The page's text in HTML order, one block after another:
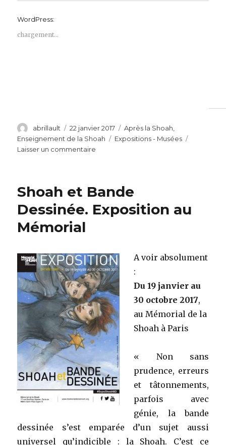
WordPress:
chargement…
Auteur
abrillault
Publié
le
22 janvier 2017 Catégories
Après la Shoah
Enseignement de la Shoah
Étiquettes
Expositions - Musées
Laisser un commentaire
anniversaire
Auschwitz
Shoah et Bande
Dessinée. Exposition au
Mémorial
A voir absolument
:
Du 19 janvier au
30 octobre 2017,
au Mémorial de la
Shoah à Paris
« Non sans
prudence, erreurs
et tâtonnements,
parfois avec
génie, la bande
dessinée s’est emparée d’un sujet aussi
universel qu’indicible : la Shoah. C’est ce